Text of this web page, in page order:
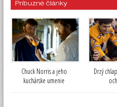
Príbuzné články
Chuck Norris a jeho
kuchárske umenie
Drzý